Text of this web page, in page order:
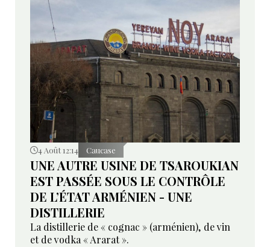
4 Août 12:14 Caucase
UNE AUTRE USINE DE TSAROUKIAN
EST PASSÉE SOUS LE CONTRÔLE
DE L’ÉTAT ARMÉNIEN - UNE
DISTILLERIE
La distillerie de « cognac » (arménien), de vin
et de vodka « Ararat ».